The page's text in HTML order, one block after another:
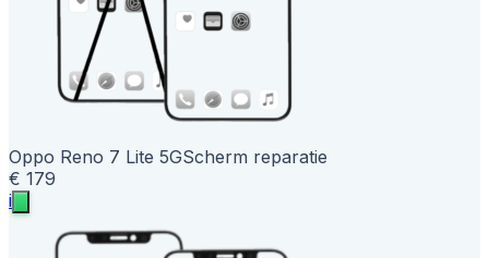
Oppo Reno 7 Lite 5GScherm reparatie
€ 179
i